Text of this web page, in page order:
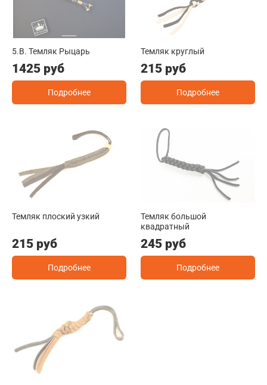
5.B. Темляк Рыцарь
1425 руб
Подробнее
Темляк круглый
215 руб
Подробнее
Темляк плоский узкий
215 руб
Подробнее
Темляк большой
квадратный
245 руб
Подробнее